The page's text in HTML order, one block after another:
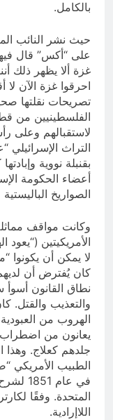
بالكامل.
حيث نشر النائب
على “أكس” قال
غزة ألا يظهر ذلك
احرقوا غزة الآن
تصريحات نقلتها
الفلسطينيين من
لاستقبالهم وعلى
التراث
بقنبلة نووية
أعضاء الحكومة
الصواريخ
وكانت مواقف
الأمريكيتين (“يعود
لا يمكن أن يكونوا
كان يُفترض أن
نطاق القانون أسوأ
والتعذيب والقتل.
الهروب من
يعانون من اضطراب
جلدهم كعلاج.
في
المتحدة. وفقًا
اللاإرادية.